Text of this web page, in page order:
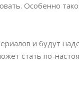
Особенно
и будут
стать по-